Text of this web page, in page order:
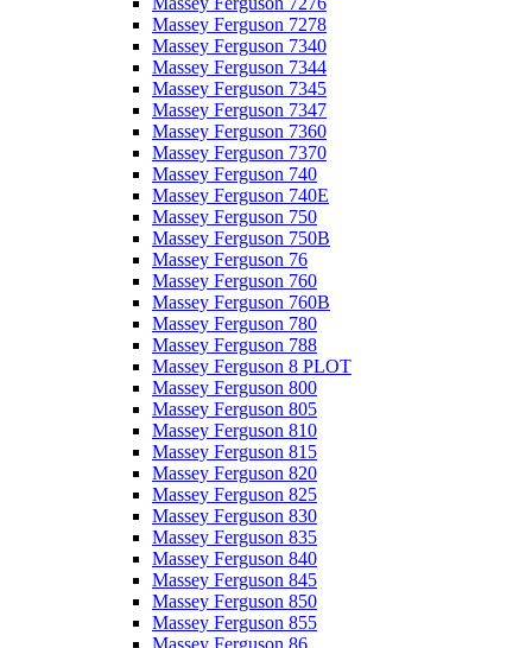
Massey Ferguson 7278
Massey Ferguson 7340
Massey Ferguson 7344
Massey Ferguson 7345
Massey Ferguson 7347
Massey Ferguson 7360
Massey Ferguson 7370
Massey Ferguson 740
Massey Ferguson 740E
Massey Ferguson 750
Massey Ferguson 750B
Massey Ferguson 76
Massey Ferguson 760
Massey Ferguson 760B
Massey Ferguson 780
Massey Ferguson 788
Massey Ferguson 8 PLOT
Massey Ferguson 800
Massey Ferguson 805
Massey Ferguson 810
Massey Ferguson 815
Massey Ferguson 820
Massey Ferguson 825
Massey Ferguson 830
Massey Ferguson 835
Massey Ferguson 840
Massey Ferguson 845
Massey Ferguson 850
Massey Ferguson 855
Massey Ferguson 86